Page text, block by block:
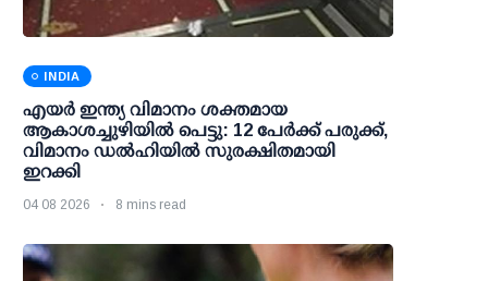
INDIA
എയര്‍ ഇന്ത്യ വിമാനം ശക്തമായ
ആകാശച്ചുഴിയില്‍ പെട്ടു: 12 പേര്‍ക്ക് പരുക്ക്,
വിമാനം ഡല്‍ഹിയില്‍ സുരക്ഷിതമായി
ഇറക്കി
04 08 2026 8 mins read